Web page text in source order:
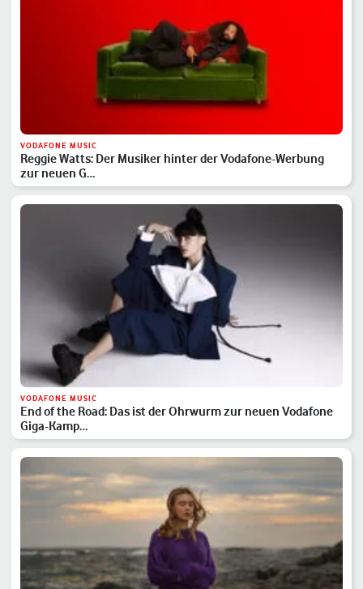
VODAFONE MUSIC
Reggie Watts: Der Musiker hinter der Vodafone-Werbung
zur neuen G…
VODAFONE MUSIC
End of the Road: Das ist der Ohrwurm zur neuen Vodafone
Giga-Kamp…